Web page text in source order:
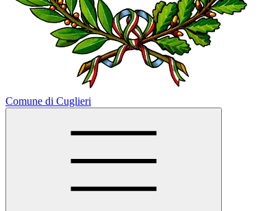
Comune di Cuglieri